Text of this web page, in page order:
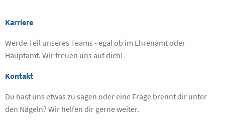
Karriere
Werde Teil unseres Teams - egal ob im Ehrenamt oder
Hauptamt. Wir freuen uns auf dich!
Kontakt
Du hast uns etwas zu sagen oder eine Frage brennt dir unter
den Nägeln? Wir helfen dir gerne weiter.